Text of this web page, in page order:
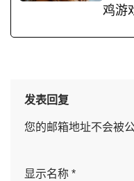
鸡游
发表回复
您的邮箱地址不会被公
显示名称 *